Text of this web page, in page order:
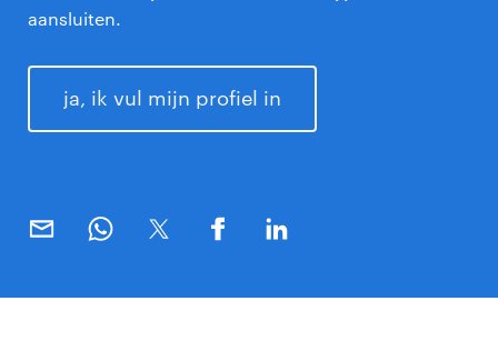
aansluiten.
ja, ik vul mijn profiel in